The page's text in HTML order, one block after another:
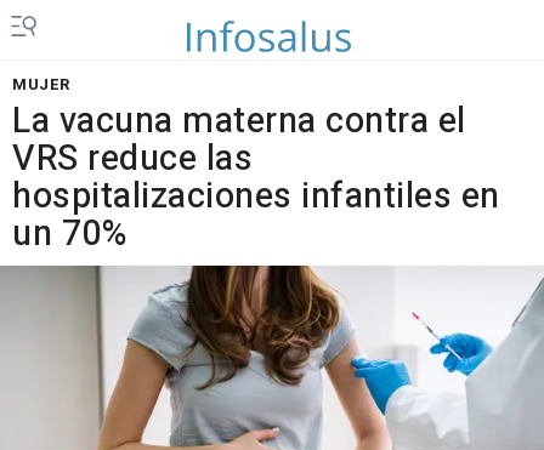
MUJER
La vacuna materna contra el
VRS reduce las
hospitalizaciones infantiles en
un 70%